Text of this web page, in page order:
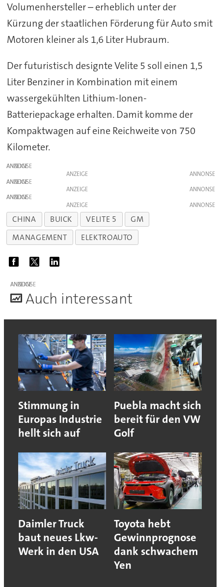
Volumenhersteller – erheblich unter der
Kürzung der staatlichen Förderung für Auto smit
Motoren kleiner als 1,6 Liter Hubraum.
Der futuristisch designte Velite 5 soll einen 1,5
Liter Benziner in Kombination mit einem
wassergekühlten Lithium-Ionen-
Batteriepackage erhalten. Damit komme der
Kompaktwagen auf eine Reichweite von 750
Kilometer.
ANZEIGE
ANZEIGE
ANZEIGE
ANZEIGE
ANZEIGE
ANZEIGE
CHINA BUICK VELITE 5
GM
MANAGEMENT
ELEKTROAUTO
ANZEIGE
Auch interessant
Stimmung in
Europas Industrie
hellt sich auf
Puebla macht sich
bereit für den VW
Golf
Daimler Truck
baut neues Lkw-
Werk in den USA
Toyota hebt
Gewinnprognose
dank schwachem
Yen